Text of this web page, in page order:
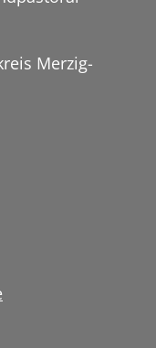
Merzig-